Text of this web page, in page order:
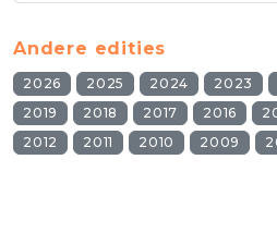
Andere edities
2026 2025 2024 2023
2019
2018 2017 2016
2012
2011 2010 2009